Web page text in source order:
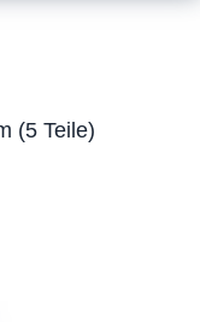
(5 Teile)